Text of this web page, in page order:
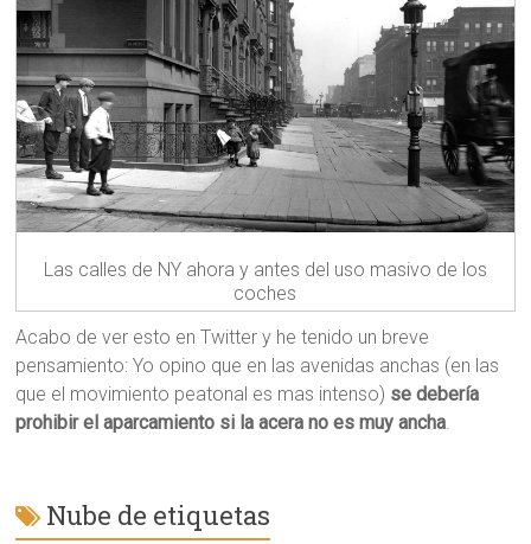
Las calles de NY ahora y antes del uso masivo de los
coches
Acabo de ver esto en Twitter y he tenido un breve
pensamiento: Yo opino que en las avenidas anchas (en las
que el movimiento peatonal es mas intenso) se debería
prohibir el aparcamiento si la acera no es muy ancha
Nube de etiquetas